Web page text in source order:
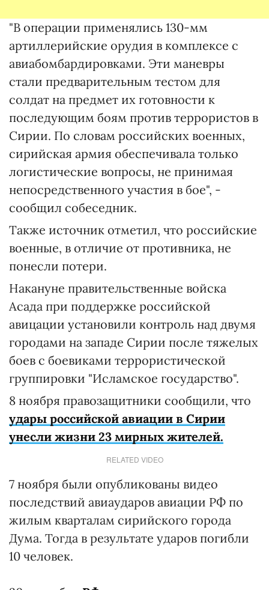
"В операции применялись 130-мм
артиллерийские орудия в комплексе с
авиабомбардировками. Эти маневры
стали предварительным тестом для
солдат на предмет их готовности к
последующим боям против террористов в
Сирии. По словам российских военных,
сирийская армия обеспечивала только
логистические вопросы, не принимая
непосредственного участия в бое", -
сообщил собеседник.
Также источник отметил, что российские
военные, в отличие от противника, не
понесли потери.
Накануне правительственные войска
Асада при поддержке российской
авицации установили контроль над двумя
городами на западе Сирии после тяжелых
боев с боевиками террористической
группировки "Исламское государство".
8 ноября правозащитники сообщили, что
удары российской авиации в Сирии
унесли жизни 23 мирных жителей.
RELATED VIDEO
7 ноября были опубликованы видео
последствий авиаударов авиации РФ по
жилым кварталам сирийского города
Дума. Тогда в результате ударов погибли
10 человек.